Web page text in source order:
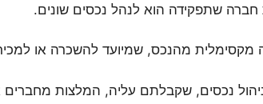
חברה שתפקידה הוא לנהל נכסים שונים.
מהנכס, שמיועד להשכרה או
נכסים, שקבלתם עליה, המלצות מחברים